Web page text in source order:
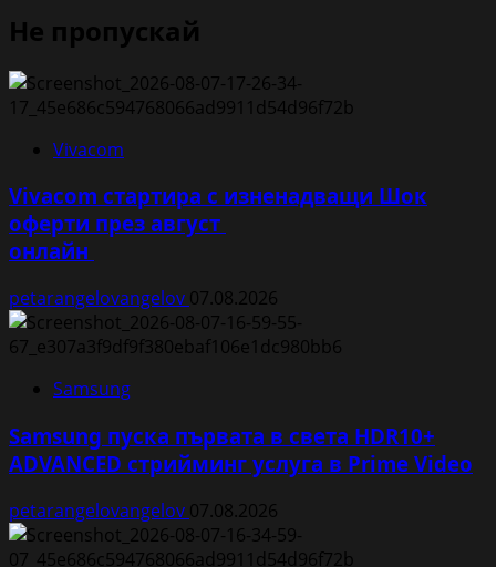
Не пропускай
Vivacom
Vivacom стартира с изненадващи Шок
оферти през август
онлайн
petarangelovangelov 07.08.2026
Samsung
Samsung пуска първата в света HDR10+
ADVANCED стрийминг услуга в Prime Video
petarangelovangelov 07.08.2026